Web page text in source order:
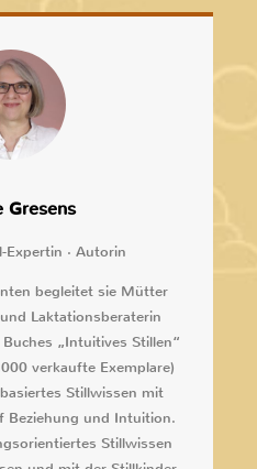
Gresens
Expertin · Autorin
begleitet sie Mütter
Laktationsberaterin
„Intuitives Stillen“
verkaufte Exemplare)
Stillwissen mit
Beziehung und Intuition.
Stillwissen